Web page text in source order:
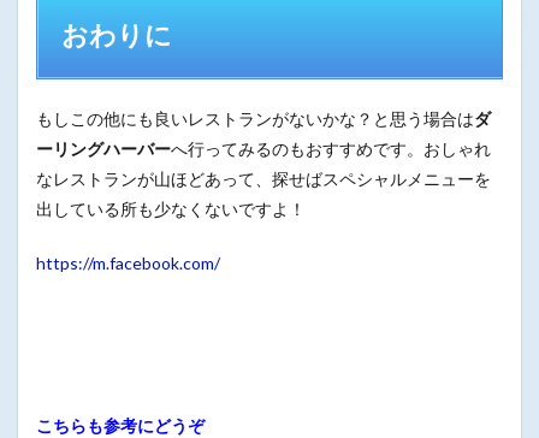
おわりに
もしこの他にも良いレストランがないかな？と思う場合はダ
ーリングハーバーへ行ってみるのもおすすめです。おしゃれ
なレストランが山ほどあって、探せばスペシャルメニューを
出している所も少なくないですよ！
https://m.facebook.com/
こちらも参考にどうぞ